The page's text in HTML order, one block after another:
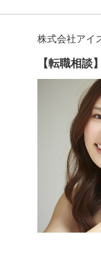
株式会社アイ
【転職相